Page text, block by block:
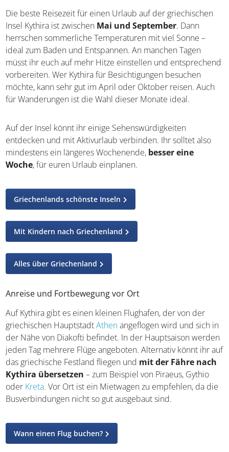
Die beste Reisezeit für einen Urlaub auf der griechischen
Insel Kythira ist zwischen Mai und September. Dann
herrschen sommerliche Temperaturen mit viel Sonne –
ideal zum Baden und Entspannen. An manchen Tagen
müsst ihr euch auf mehr Hitze einstellen und entsprechend
vorbereiten. Wer Kythira für Besichtigungen besuchen
möchte, kann sehr gut im April oder Oktober reisen. Auch
für Wanderungen ist die Wahl dieser Monate ideal.
Auf der Insel könnt ihr einige Sehenswürdigkeiten
entdecken und mit Aktivurlaub verbinden. Ihr solltet also
mindestens ein längeres Wochenende, besser eine
Woche, für euren Urlaub einplanen.
Griechenlands schönste Inseln
Mit Kindern nach Griechenland
Alles über Griechenland
Anreise und Fortbewegung vor Ort
Auf Kythira gibt es einen kleinen Flughafen, der von der
griechischen HauptstadtAthenangeflogen wird und sich in
der Nähe von Diakofti befindet. In der Hauptsaison werden
jeden Tag mehrere Flüge angeboten. Alternativ könnt ihr auf
das griechische Festland fliegen und mit der Fähre nach
Kythira übersetzen – zum Beispiel von Piraeus, Gythio
oder Kreta. Vor Ort ist ein Mietwagen zu empfehlen, da die
Busverbindungen nicht so gut ausgebaut sind.
Wann einen Flug buchen?